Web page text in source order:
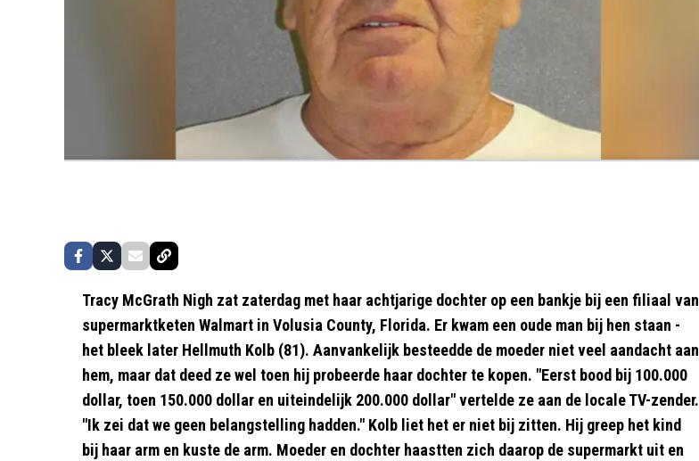
Tracy McGrath Nigh zat zaterdag met haar achtjarige dochter op een bankje bij een filiaal van
supermarktketen Walmart in Volusia County, Florida. Er kwam een oude man bij hen staan -
het bleek later Hellmuth Kolb (81). Aanvankelijk besteedde de moeder niet veel aandacht aan
hem, maar dat deed ze wel toen hij probeerde haar dochter te kopen. "Eerst bood bij 100.000
dollar, toen 150.000 dollar en uiteindelijk 200.000 dollar" vertelde ze aan de locale TV-zender.
"Ik zei dat we geen belangstelling hadden." Kolb liet het er niet bij zitten. Hij greep het kind
bij haar arm en kuste de arm. Moeder en dochter haastten zich daarop de supermarkt uit en